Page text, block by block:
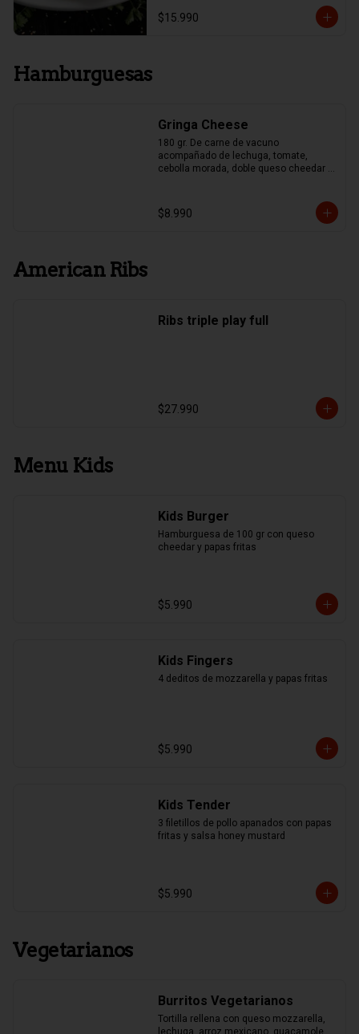
$15.990
Hamburguesas
Gringa Cheese
180 gr. De carne de vacuno
acompañado de lechuga, tomate,
cebolla morada, doble queso cheedar y
$8.990
American Ribs
Ribs triple play full
$27.990
Menu Kids
Kids Burger
Hamburguesa de 100 gr con queso
cheedar y papas fritas
$5.990
Kids Fingers
4 deditos de mozzarella y papas fritas
$5.990
Kids Tender
3 filetillos de pollo apanados con papas
fritas y salsa honey mustard
$5.990
Vegetarianos
Burritos Vegetarianos
Tortilla rellena con queso mozzarella,
lechuga, arroz mexicano, guacamole,